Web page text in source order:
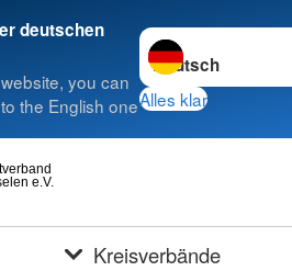
deutschen
you can
the English one
Sprache wechseln
Alles klar
e.V.
Kreisverbände